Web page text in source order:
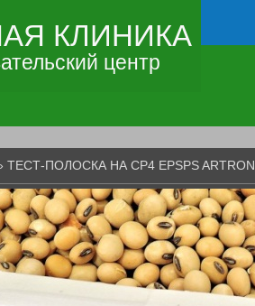
КЛИНИКА
центр
ТЕСТ-ПОЛОСКА НА CP4 EPSPS ARTRON